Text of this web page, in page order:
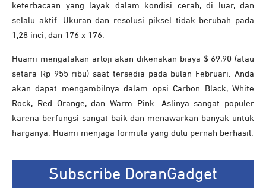
keterbacaan yang layak dalam kondisi cerah, di luar, dan
selalu aktif. Ukuran dan resolusi piksel tidak berubah pada
1,28 inci, dan 176 x 176.
Huami mengatakan arloji akan dikenakan biaya $ 69,90 (atau
setara Rp 955 ribu) saat tersedia pada bulan Februari. Anda
akan dapat mengambilnya dalam opsi Carbon Black, White
Rock, Red Orange, dan Warm Pink. Aslinya sangat populer
karena berfungsi sangat baik dan menawarkan banyak untuk
harganya. Huami menjaga formula yang dulu pernah berhasil.
Subscribe DoranGadget